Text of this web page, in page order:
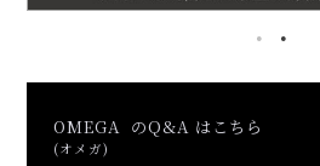
OMEGA のQ&A はこちら
(オメガ)